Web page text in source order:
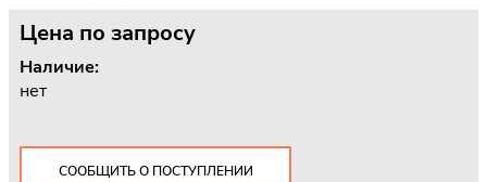
Цена по запросу
Наличие:
нет
СООБЩИТЬ О ПОСТУПЛЕНИИ